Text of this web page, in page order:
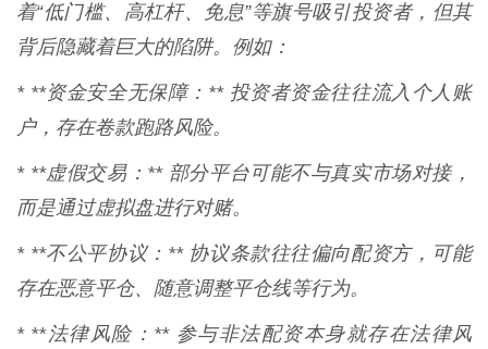
着“低门槛、高杠杆、免息”等旗号吸引投资者，但其
背后隐藏着巨大的陷阱。例如：
* **资金安全无保障：** 投资者资金往往流入个人账
户，存在卷款跑路风险。
* **虚假交易：** 部分平台可能不与真实市场对接，
而是通过虚拟盘进行对赌。
* **不公平协议：** 协议条款往往偏向配资方，可能
存在恶意平仓、随意调整平仓线等行为。
* **法律风险：** 参与非法配资本身就存在法律风